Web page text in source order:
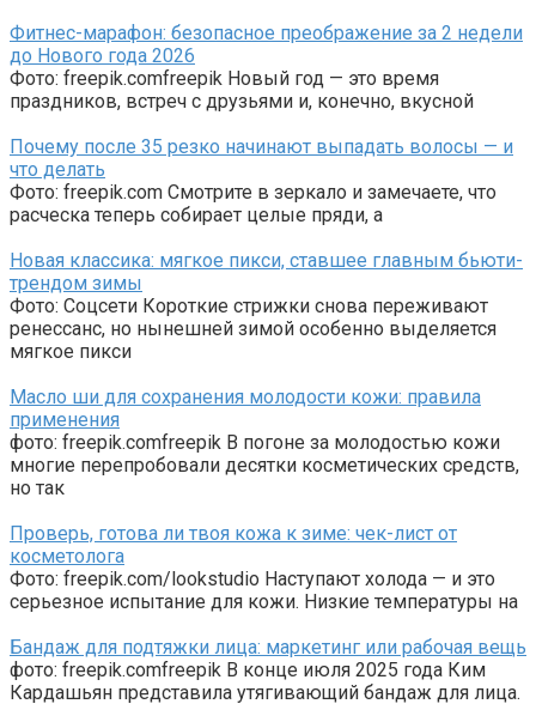
Фитнес-марафон: безопасное преображение за 2 недели
до Нового года 2026
Фото: freepik.comfreepik Новый год — это время
праздников, встреч с друзьями и, конечно, вкусной
Почему после 35 резко начинают выпадать волосы — и
что делать
Фото: freepik.com Смотрите в зеркало и замечаете, что
расческа теперь собирает целые пряди, а
Новая классика: мягкое пикси, ставшее главным бьюти-
трендом зимы
Фото: Соцсети Короткие стрижки снова переживают
ренессанс, но нынешней зимой особенно выделяется
мягкое пикси
Масло ши для сохранения молодости кожи: правила
применения
фото: freepik.comfreepik В погоне за молодостью кожи
многие перепробовали десятки косметических средств,
но так
Проверь, готова ли твоя кожа к зиме: чек-лист от
косметолога
Фото: freepik.com/lookstudio Наступают холода — и это
серьезное испытание для кожи. Низкие температуры на
Бандаж для подтяжки лица: маркетинг или рабочая вещь
фото: freepik.comfreepik В конце июля 2025 года Ким
Кардашьян представила утягивающий бандаж для лица.